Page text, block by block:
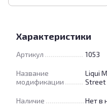
Характеристики
Артикул 1053
Название
модификации
Liqui
Street
Наличие Нет в